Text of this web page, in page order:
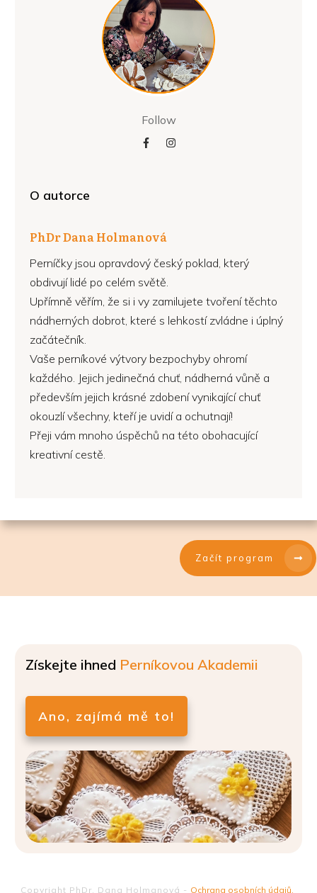
Follow
O autorce
PhDrDana Holmanová
Perníčky jsou opravdový český poklad, který
obdivují lidé po celém světě.
Upřímně věřím, že si i vy zamilujete tvoření těchto
nádherných dobrot, které s lehkostí zvládne i úplný
začátečník.
Vaše perníkové výtvory bezpochyby ohromí
každého. Jejich jedinečná chuť, nádherná vůně a
především jejich krásné zdobení vynikající chuť
okouzlí všechny, kteří je uvidí a ochutnají!
Přeji vám mnoho úspěchů na této obohacující
kreativní cestě.
Začít program
Získejte ihned Perníkovou Akademii
Ano, zajímá mě to!
Copyright PhDr. Dana Holmanová - Ochrana osobních údajů,